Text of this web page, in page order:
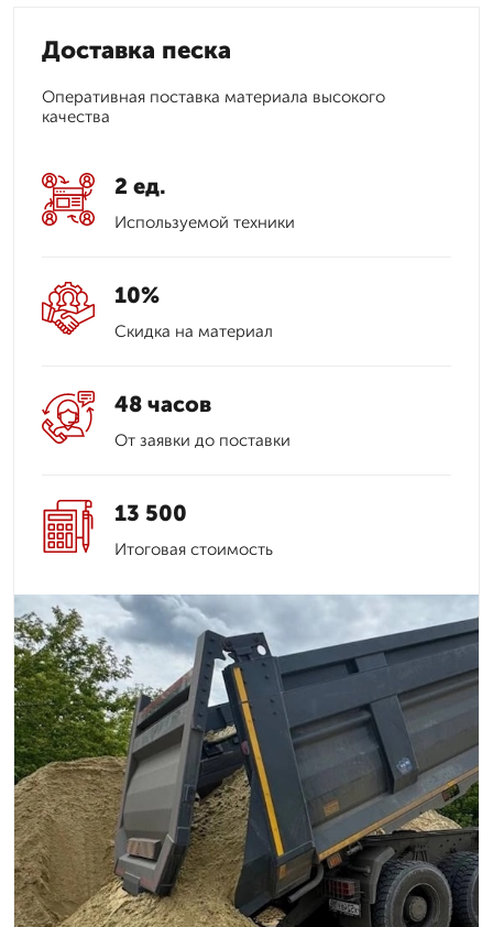
Доставка песка
Оперативная поставка материала высокого
качества
2 ед.
Используемой техники
10%
Скидка на материал
48 часов
От заявки до поставки
13 500
Итоговая стоимость